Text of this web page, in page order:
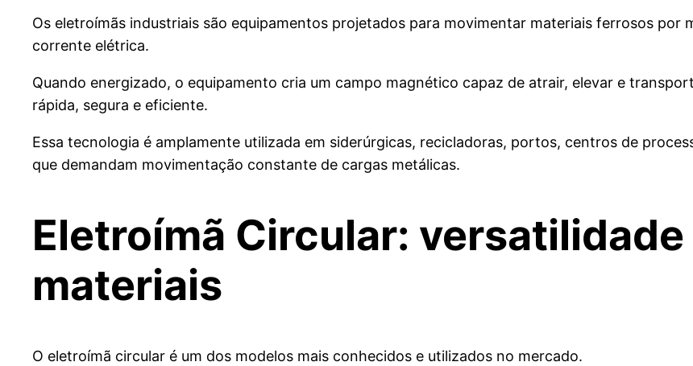
Os eletroímãs industriais são equipamentos projetados para movimentar materiais ferrosos por
corrente elétrica.
Quando energizado, o equipamento cria um campo magnético capaz de atrair, elevar e
rápida, segura e eficiente.
Essa tecnologia é amplamente utilizada em siderúrgicas, recicladoras, portos, centros de
que demandam movimentação constante de cargas metálicas.
Eletroímã Circular:
materiais
O eletroímã circular é um dos modelos mais conhecidos e utilizados no mercado.